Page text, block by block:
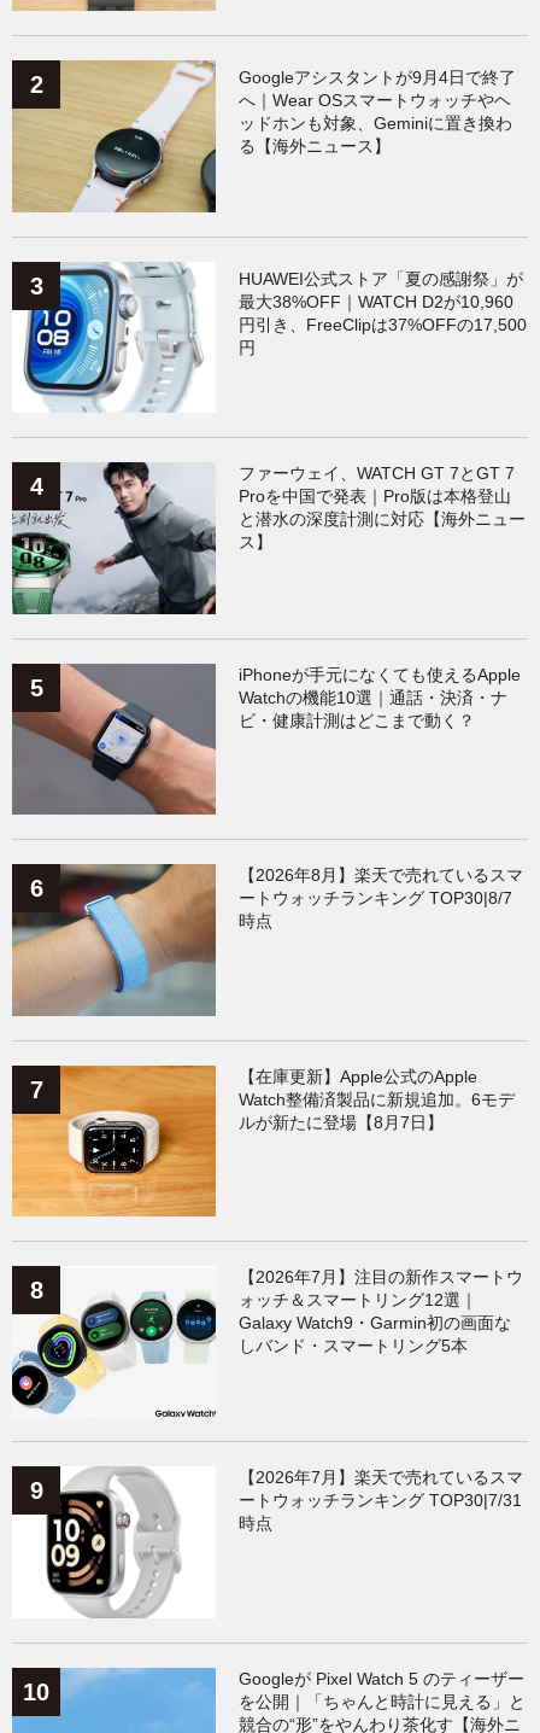
Googleアシスタントが9月4日で終了
へ｜Wear OSスマートウォッチやヘ
ッドホンも対象、Geminiに置き換わ
る【海外ニュース】
HUAWEI公式ストア「夏の感謝祭」が
最大38%OFF｜WATCH D2が10,960
円引き、FreeClipは37%OFFの17,500
円
ファーウェイ、WATCH GT 7とGT 7
Proを中国で発表｜Pro版は本格登山
と潜水の深度計測に対応【海外ニュー
ス】
iPhoneが手元になくても使えるApple
Watchの機能10選｜通話・決済・ナ
ビ・健康計測はどこまで動く？
【2026年8月】楽天で売れているスマ
ートウォッチランキング TOP30|8/7
時点
【在庫更新】Apple公式のApple
Watch整備済製品に新規追加。6モデ
ルが新たに登場【8月7日】
【2026年7月】注目の新作スマートウ
ォッチ＆スマートリング12選｜
Galaxy Watch9・Garmin初の画面な
しバンド・スマートリング5本
【2026年7月】楽天で売れているスマ
ートウォッチランキング TOP30|7/31
時点
Googleが Pixel Watch 5 のティーザー
を公開｜「ちゃんと時計に見える」と
競合の“形”をやんわり茶化す【海外ニ